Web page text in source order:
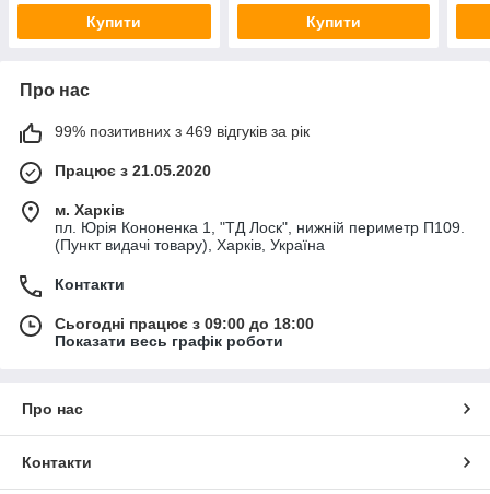
Купити Купити
Про нас
99% позитивних з 469 відгуків за рік
Працює з 21.05.2020
м. Харків
пл. Юрія Кононенка 1, "ТД Лоск", нижній периметр П109.
(Пункт видачі товару), Харків, Україна
Контакти
Сьогодні працює з 09:00 до 18:00
Показати весь графік роботи
Про нас
Контакти